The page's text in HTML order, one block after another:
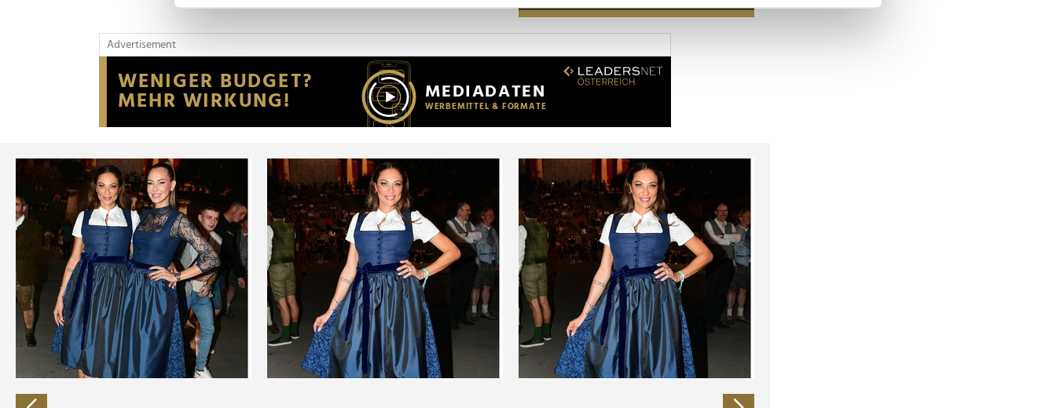
Wir verwenden Cookies, um Inhalte und Anzeigen zu personalisieren, Funktionen für soziale Medien anbieten zu können
Website an unsere Partner für soziale Medien, Werbung und Analysen weiter. Unsere Partner führen diese Informationen
möglicherweise mit weiteren Daten zusammen, die Sie ihnen bereitgestellt haben oder die sie im Rahmen Ihrer Nutzung
der Dienste gesammelt haben.
Advertisement